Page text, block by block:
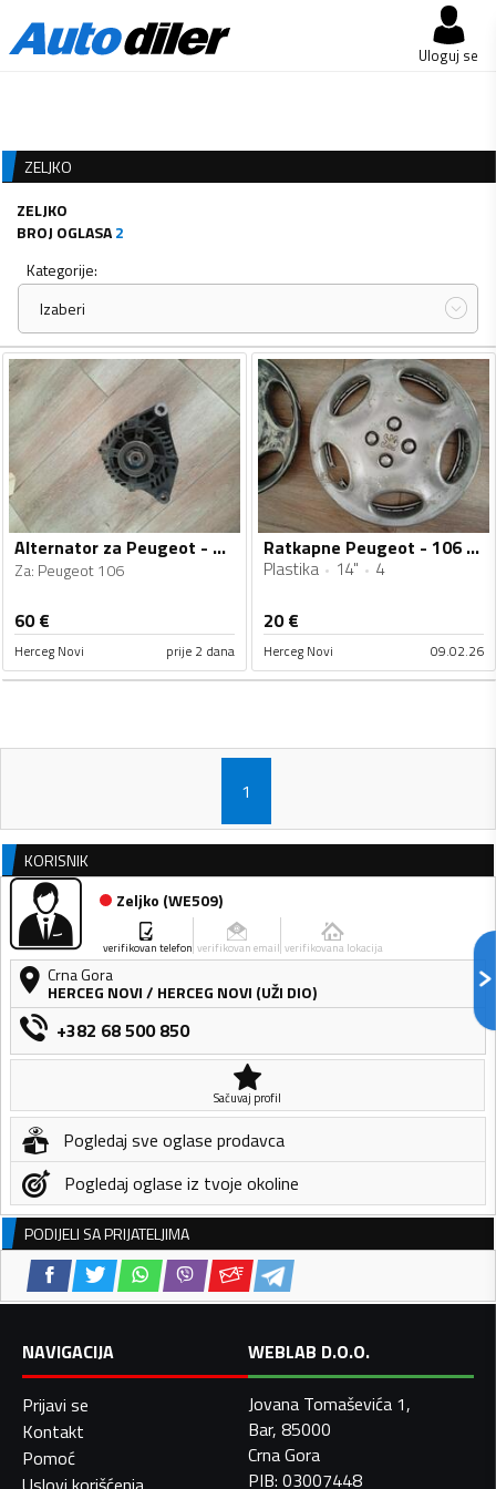
Uloguj se
ZELJKO
ZELJKO
BROJ OGLASA2
Kategorije:
Izaberi
Alternator za Peugeot - 106
Za: Peugeot 106
60€
Herceg Novi prije 2 dana
Ratkapne Peugeot - 106 - 14" - 4 kom.
Plastika 14" 4
20€
Herceg Novi 09.02.26
1
KORISNIK
Zeljko (WE509)
verifikovan telefon verifikovan email verifikovana lokacija
Crna Gora
HERCEG NOVI/ HERCEG NOVI (UŽI DIO)
+382 68 500 850
Sačuvaj profil
Pogledaj sve oglase prodavca
Pogledaj oglase iz tvoje okoline
PODIJELI SA PRIJATELJIMA
NAVIGACIJA
Prijavi se
Kontakt
Pomoć
WEBLAB D.O.O.
Jovana Tomaševića 1,
Bar, 85000
Crna Gora
PIB: 03007448